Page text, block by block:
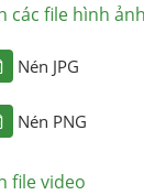
các file hình ảnh
Nén JPG
Nén PNG
file video